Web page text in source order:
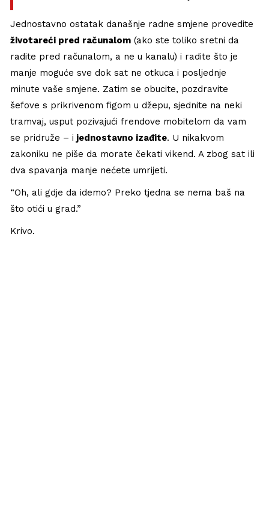
Jednostavno ostatak današnje radne smjene provedite
životareći pred računalom (ako ste toliko sretni da
radite pred računalom, a ne u kanalu) i radite što je
manje moguće sve dok sat ne otkuca i posljednje
minute vaše smjene. Zatim se obucite, pozdravite
šefove s prikrivenom figom u džepu, sjednite na neki
tramvaj, usput pozivajući frendove mobitelom da vam
se pridruže – i jednostavno izađite. U nikakvom
zakoniku ne piše da morate čekati vikend. A zbog sat ili
dva spavanja manje nećete umrijeti.
“Oh, ali gdje da idemo? Preko tjedna se nema baš na
što otići u grad.”
Krivo.